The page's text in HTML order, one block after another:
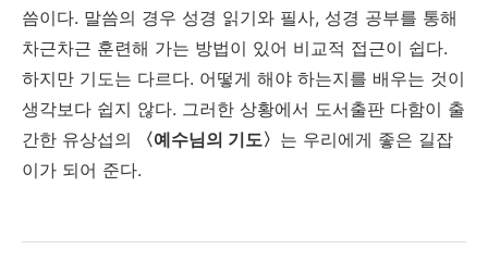
씀이다. 말씀의 경우 성경 읽기와 필사, 성경 공부를 통해
차근차근 훈련해 가는 방법이 있어 비교적 접근이 쉽다.
하지만 기도는 다르다. 어떻게 해야 하는지를 배우는 것이
생각보다 쉽지 않다. 그러한 상황에서 도서출판 다함이 출
간한 유상섭의 〈예수님의 기도〉 는 우리에게 좋은 길잡
이가 되어 준다.